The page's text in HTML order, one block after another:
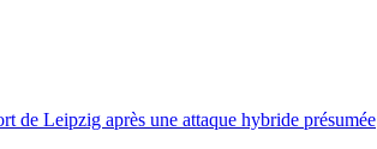
de Leipzig après une attaque hybride présumée